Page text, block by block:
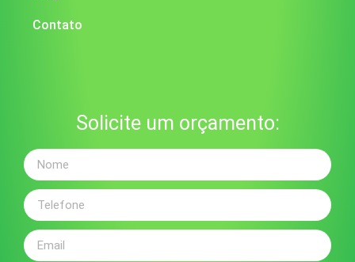
Contato
Solicite um orçamento: